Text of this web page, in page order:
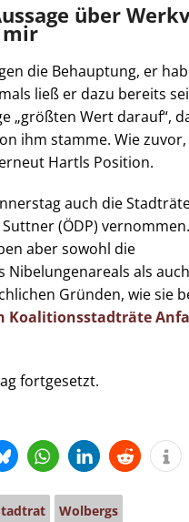
über
die Behauptung, er
ließ er dazu bereits
„größten Wert darauf“,
ihm stamme. Wie
Hartls Position.
auch die
(ÖDP)
aber sowohl die
Nibelungenareals als
Gründen, wie sie
Koalitionsstadträte
fortgesetzt.
Wolbergs